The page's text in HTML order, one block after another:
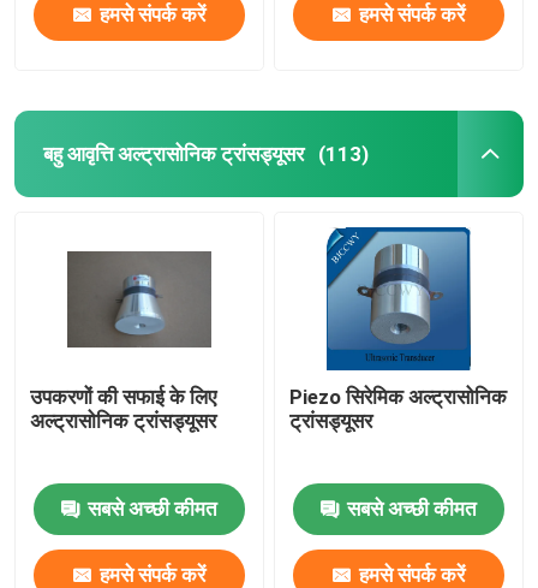
हमसे संपर्क करें हमसे संपर्क करें
बहु आवृत्ति अल्ट्रासोनिक ट्रांसड्यूसर (113)
उपकरणों की सफाई के लिए
अल्ट्रासोनिक ट्रांसड्यूसर
सबसे अच्छी कीमत
हमसे संपर्क करें
Piezo सिरेमिक अल्ट्रासोनिक
ट्रांसड्यूसर
सबसे अच्छी कीमत
हमसे संपर्क करें